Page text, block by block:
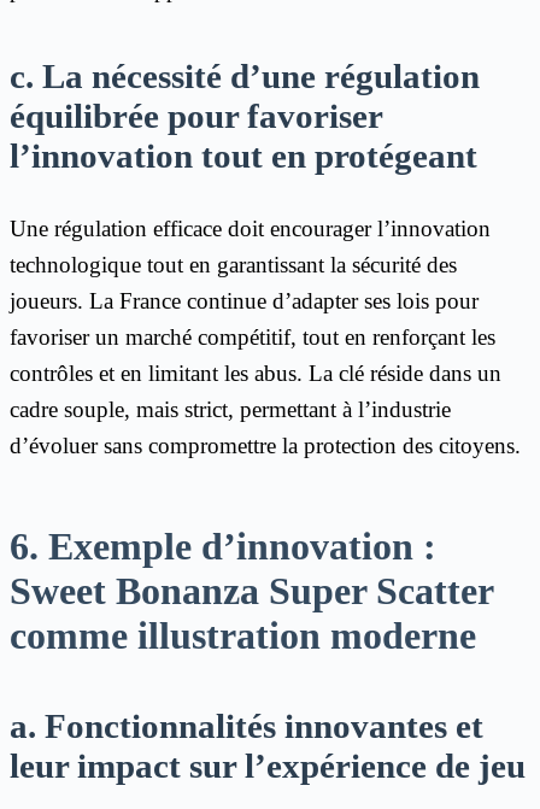
c. La nécessité d’une régulation
équilibrée pour favoriser
l’innovation tout en protégeant
Une régulation efficace doit encourager l’innovation
technologique tout en garantissant la sécurité des
joueurs. La France continue d’adapter ses lois pour
favoriser un marché compétitif, tout en renforçant les
contrôles et en limitant les abus. La clé réside dans un
cadre souple, mais strict, permettant à l’industrie
d’évoluer sans compromettre la protection des citoyens.
6. Exemple d’innovation :
Sweet Bonanza Super Scatter
comme illustration moderne
a. Fonctionnalités innovantes et
leur impact sur l’expérience de jeu